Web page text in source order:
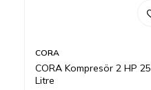
CORA
CORA Kompresör 2 HP 25
Litre